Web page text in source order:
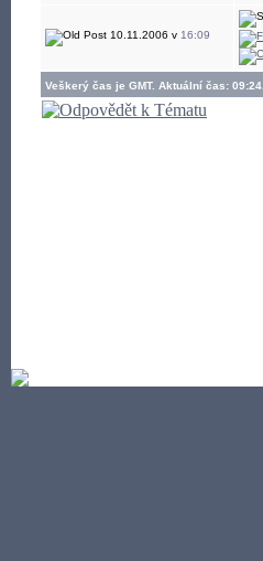
10.11.2006 v 16:09
Veškerý čas je GMT. Aktuální čas: 09:24.